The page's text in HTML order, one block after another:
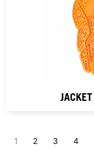
1 2 3 4